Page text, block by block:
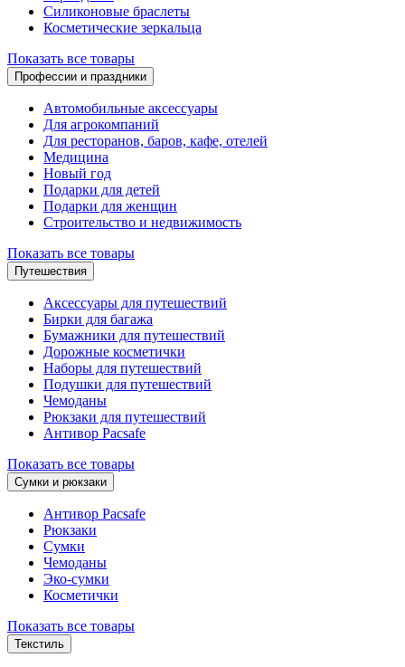
Силиконовые браслеты
Косметические зеркальца
Показать все товары
Профессии и праздники
Автомобильные аксессуары
Для агрокомпаний
Для ресторанов, баров, кафе, отелей
Медицина
Новый год
Подарки для детей
Подарки для женщин
Строительство и недвижимость
Показать все товары
Путешествия
Аксессуары для путешествий
Бирки для багажа
Бумажники для путешествий
Дорожные косметички
Наборы для путешествий
Подушки для путешествий
Чемоданы
Рюкзаки для путешествий
Антивор Pacsafe
Показать все товары
Сумки и рюкзаки
Антивор Pacsafe
Рюкзаки
Сумки
Чемоданы
Эко-сумки
Косметички
Показать все товары
Текстиль